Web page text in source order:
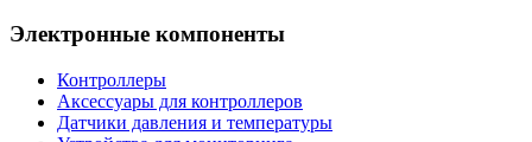
Электронные компоненты
Контроллеры
Аксессуары для контроллеров
Датчики давления и температуры